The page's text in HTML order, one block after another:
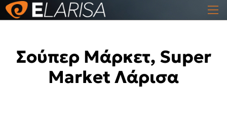
Σούπερ Μάρκετ, Super
Market Λάρισα